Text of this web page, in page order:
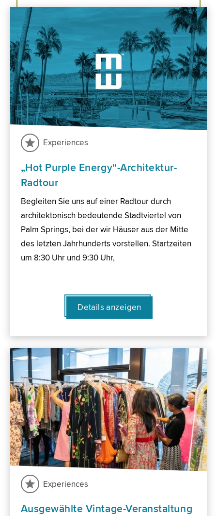
Experiences
„Hot Purple Energy“-Architektur-
Radtour
Begleiten Sie uns auf einer Radtour durch
architektonisch bedeutende Stadtviertel von
Palm Springs, bei der wir Häuser aus der Mitte
des letzten Jahrhunderts vorstellen. Startzeiten
um 8:30 Uhr und 9:30 Uhr,
Details anzeigen
Experiences
Ausgewählte Vintage-Veranstaltung